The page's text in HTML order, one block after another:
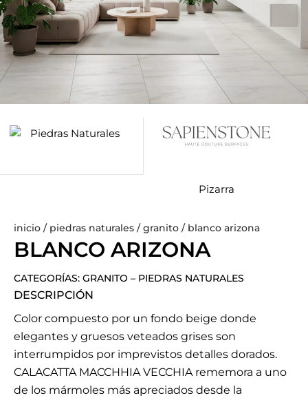
Pizarra
inicio / piedras naturales /granito / blanco arizona
BLANCO ARIZONA
CATEGORÍAS: GRANITO – PIEDRAS NATURALES
DESCRIPCIÓN
Color compuesto por un fondo beige donde
elegantes y gruesos veteados grises son
interrumpidos por imprevistos detalles dorados.
CALACATTA MACCHHIA VECCHIA rememora a uno
de los mármoles más apreciados desde la